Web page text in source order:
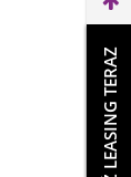
WEŹ LEASING TERAZ